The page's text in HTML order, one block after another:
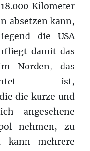
Kilometer
absetzen kann,
die USA
damit das
Norden, das
ist,
die kurze und
angesehene
nehmen, zu
kann mehrere